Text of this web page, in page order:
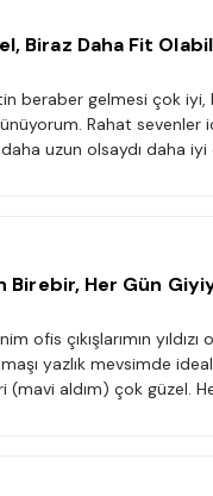
Biraz Daha Fit
beraber gelmesi çok
Rahat sevenler
uzun olsaydı daha
Birebir, Her Gün
ofis çıkışlarımın
yazlık mevsimde
(mavi aldım) çok güzel.